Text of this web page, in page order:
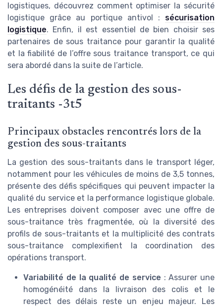
logistiques, découvrez comment optimiser la sécurité
logistique grâce au portique antivol : sécurisation
logistique. Enfin, il est essentiel de bien choisir ses
partenaires de sous traitance pour garantir la qualité
et la fiabilité de l’offre sous traitance transport, ce qui
sera abordé dans la suite de l’article.
Les défis de la gestion des sous-
traitants -3t5
Principaux obstacles rencontrés lors de la
gestion des sous-traitants
La gestion des sous-traitants dans le transport léger,
notamment pour les véhicules de moins de 3,5 tonnes,
présente des défis spécifiques qui peuvent impacter la
qualité du service et la performance logistique globale.
Les entreprises doivent composer avec une offre de
sous-traitance très fragmentée, où la diversité des
profils de sous-traitants et la multiplicité des contrats
sous-traitance complexifient la coordination des
opérations transport.
Variabilité de la qualité de service : Assurer une
homogénéité dans la livraison des colis et le
respect des délais reste un enjeu majeur. Les